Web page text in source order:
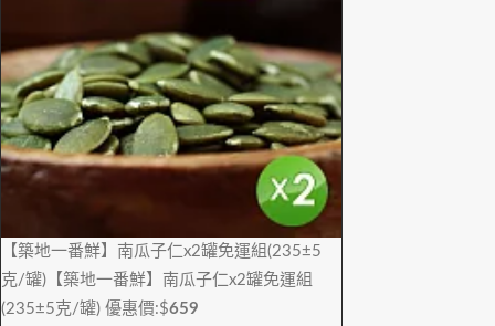
【築地一番鮮】南瓜子仁x2罐免運組(235±5
克/罐) 【築地一番鮮】南瓜子仁x2罐免運組
(235±5克/罐) 優惠價:$659